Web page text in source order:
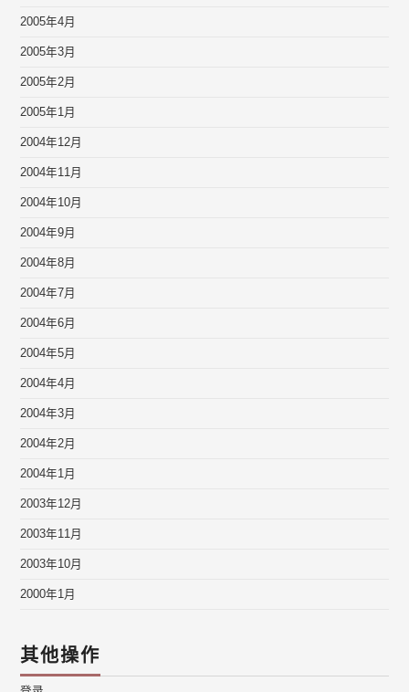
2005年4月
2005年3月
2005年2月
2005年1月
2004年12月
2004年11月
2004年10月
2004年9月
2004年8月
2004年7月
2004年6月
2004年5月
2004年4月
2004年3月
2004年2月
2004年1月
2003年12月
2003年11月
2003年10月
2000年1月
其他操作